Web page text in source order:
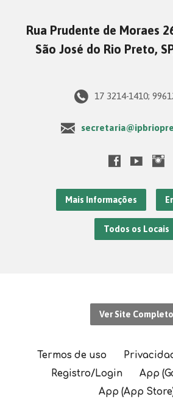
Rua Prudente de Moraes
São José do Rio Preto,
17 3214-1410;
Mais Informações
Todos os Locais
Ver Site Completo
Termos de uso
Registro/Login
App
App (App